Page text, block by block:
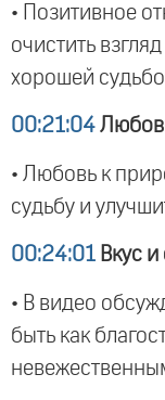
• Позитивное
очистить
хорошей
00:21:04
• Любовь к
судьбу и
00:24:01 Вкус
• В видео
быть как